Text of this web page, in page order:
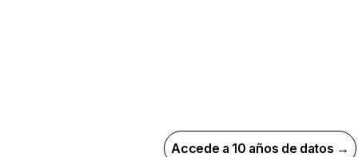
Accede a 10 años de datos →